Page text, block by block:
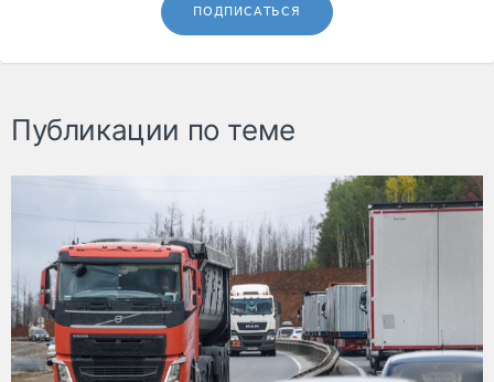
ПОДПИСАТЬСЯ
Публикации по теме